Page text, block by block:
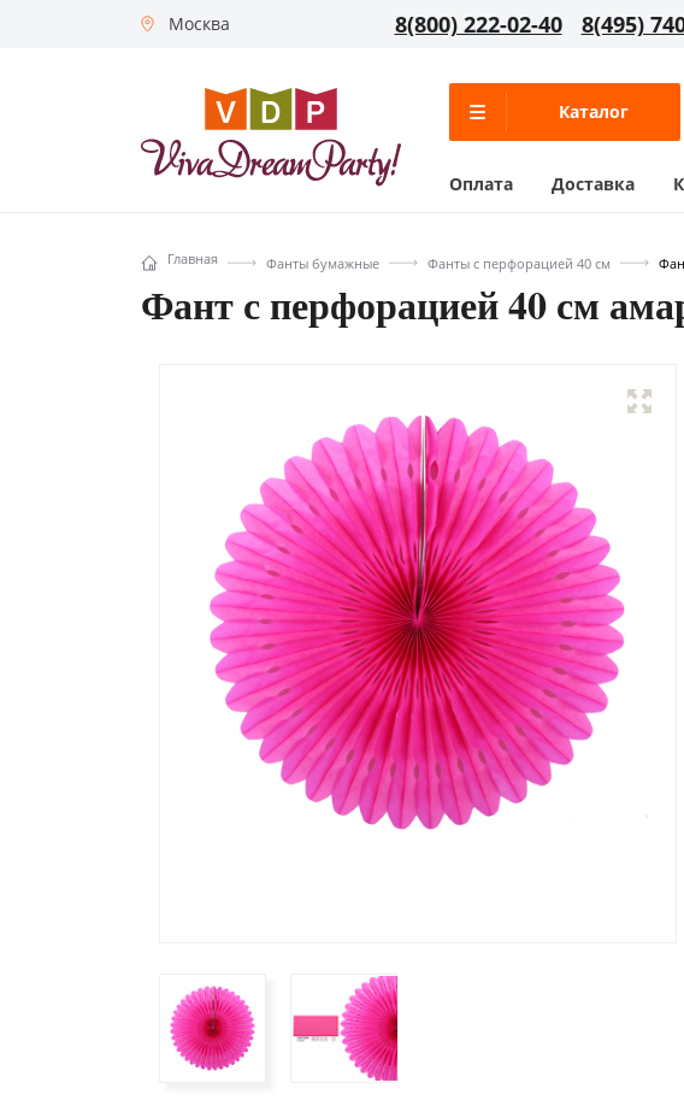
Москва 8(800) 222-02-40 8(495)
Каталог
Оплата Доставка
Главная Фанты бумажные Фанты с перфорацией 40 см
Фант с перфорацией 40 см